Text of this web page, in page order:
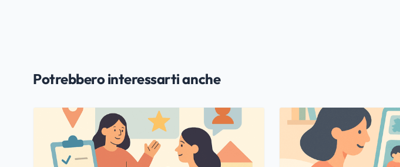
Potrebbero interessarti anche